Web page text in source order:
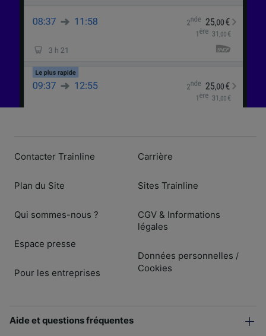
Contacter Trainline
Plan du Site
Qui sommes-nous ?
Espace presse
Pour les entreprises
Carrière
Sites Trainline
CGV & Informations
légales
Données personnelles /
Cookies
Aide et questions fréquentes